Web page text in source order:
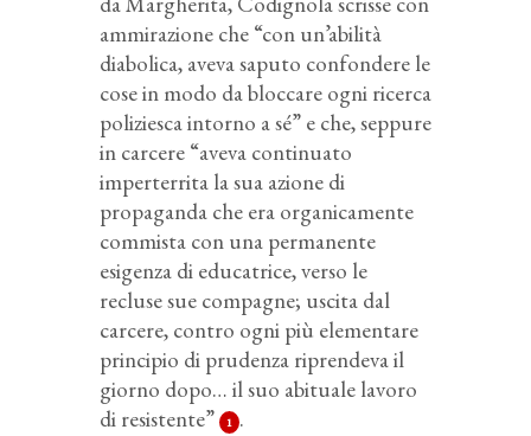
ammirazione che “con un’abilità
diabolica, aveva saputo confondere le
cose in modo da bloccare ogni ricerca
poliziesca intorno a sé” e che, seppure
in carcere “aveva continuato
imperterrita la sua azione di
propaganda che era organicamente
commista con una permanente
esigenza di educatrice, verso le
recluse sue compagne; uscita dal
carcere, contro ogni più elementare
principio di prudenza riprendeva il
giorno dopo… il suo abituale lavoro
di resistente”
1 .